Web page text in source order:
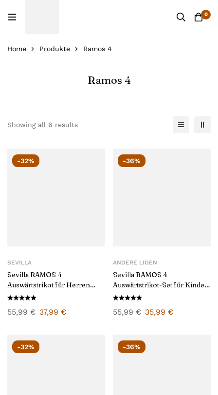
0
Home Produkte Ramos 4
Ramos 4
Showing all 6 results
-32%
SEVILLA
Sevilla RAMOS 4
Auswärtstrikot für Herren
2024/25
55,99€ 37,99 €
-36%
ANDERE LIGEN
Sevilla RAMOS 4
Auswärtstrikot-Set für Kinder
2024/25
55,99€ 35,99 €
-32% -36%